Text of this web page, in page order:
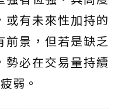
或有未來性加持的
前景，但若是缺乏
勢必在交易量持續
弱。